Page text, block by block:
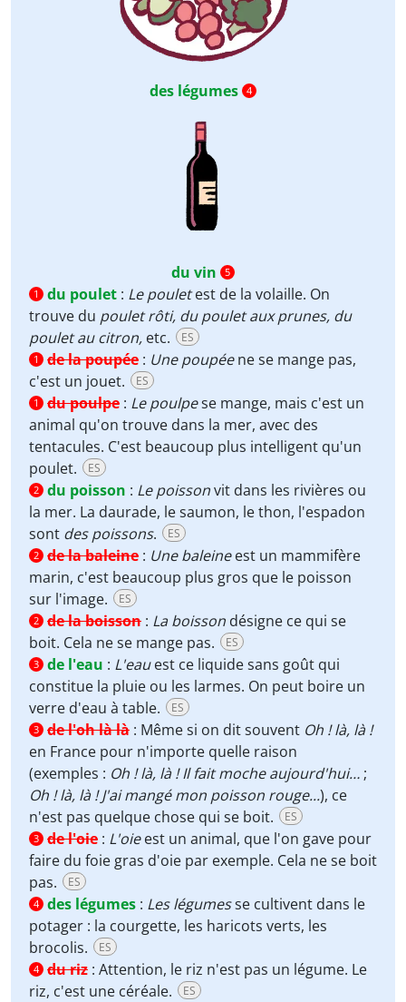
des légumes 4
du vin
5
1
du poulet : Le pouletest de la volaille. On
trouve du poulet rôti, du poulet aux prunes, du
poulet au citron, etc. ES
1 de la poupée : Une poupéene se mange pas,
c'est un jouet.
ES
1 du poulpe : Le poulpese mange, mais c'est un
animal qu'on trouve dans la mer, avec des
tentacules. C'est beaucoup plus intelligent qu'un
poulet.
ES
2 du poisson : Le poissonvit dans les rivières ou
la mer. La daurade, le saumon, le thon, l'espadon
sont des poissons. ES
2 de la baleine : Une baleineest un mammifère
marin, c'est beaucoup plus gros que le poisson
sur l'image.
ES
2 de la boisson : La boisson désigne ce qui se
boit. Cela ne se mange pas.
ES
3 de l'eau : L'eauest ce liquide sans goût qui
constitue la pluie ou les larmes. On peut boire un
verre d'eau à table.
ES
3 de l'oh là là : Même si on dit souvent Oh ! là, là !
en France pour n'importe quelle raison
(exemples : Oh ! là, là ! Il fait moche aujourd'hui… ;
Oh ! là, là ! J'ai mangé mon poisson rouge...), ce
n'est pas quelque chose qui se boit.
ES
3 de l'oie : L'oieest un animal, que l'on gave pour
faire du foie gras d'oie par exemple. Cela ne se boit
pas.
ES
4 des légumes : Les légumesse cultivent dans le
potager : la courgette, les haricots verts, les
brocolis.
ES
4 du riz : Attention, le riz n'est pas un légume. Le
riz, c'est une céréale.
ES